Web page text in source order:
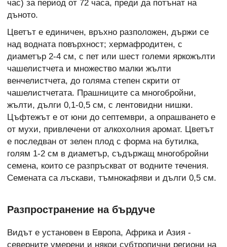
час) за период от 72 часа, преди да потънат на
дъното.
Цветът е единичен, връхно разположен, държи се
над водната повърхност; хермафродитен, с
диаметър 2-4 см, с пет или шест големи яркожълти
чашелистчета и множество малки жълти
венчелистчета, до голяма степен скрити от
чашелистчетата. Прашниците са многобройни,
жълти, дълги 0,1-0,5 см, с лентовидни нишки.
Цъфтежът е от юни до септември, а опрашването е
от мухи, привлечени от алкохолния аромат. Цветът
е последван от зелен плод с форма на бутилка,
голям 1-2 см в диаметър, съдържащ многобройни
семена, които се разпръскват от водните течения.
Семената са лъскави, тъмнокафяви и дълги 0,5 см.
Разпространение на бърдуче
Видът е установен в Европа, Африка и Азия -
северните умерени и някои субтропични региони на